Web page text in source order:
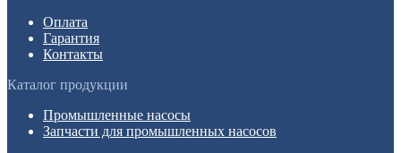
Оплата
Гарантия
Контакты
Каталог продукции
Промышленные насосы
Запчасти для промышленных насосов